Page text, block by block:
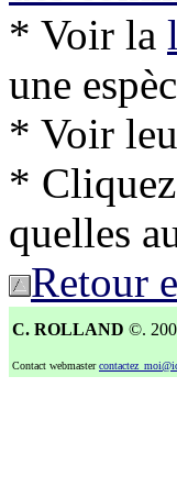
* Voir la
une
* Voir
*
quelles
Retour
C. ROLLAND ©.
Contact webmaster